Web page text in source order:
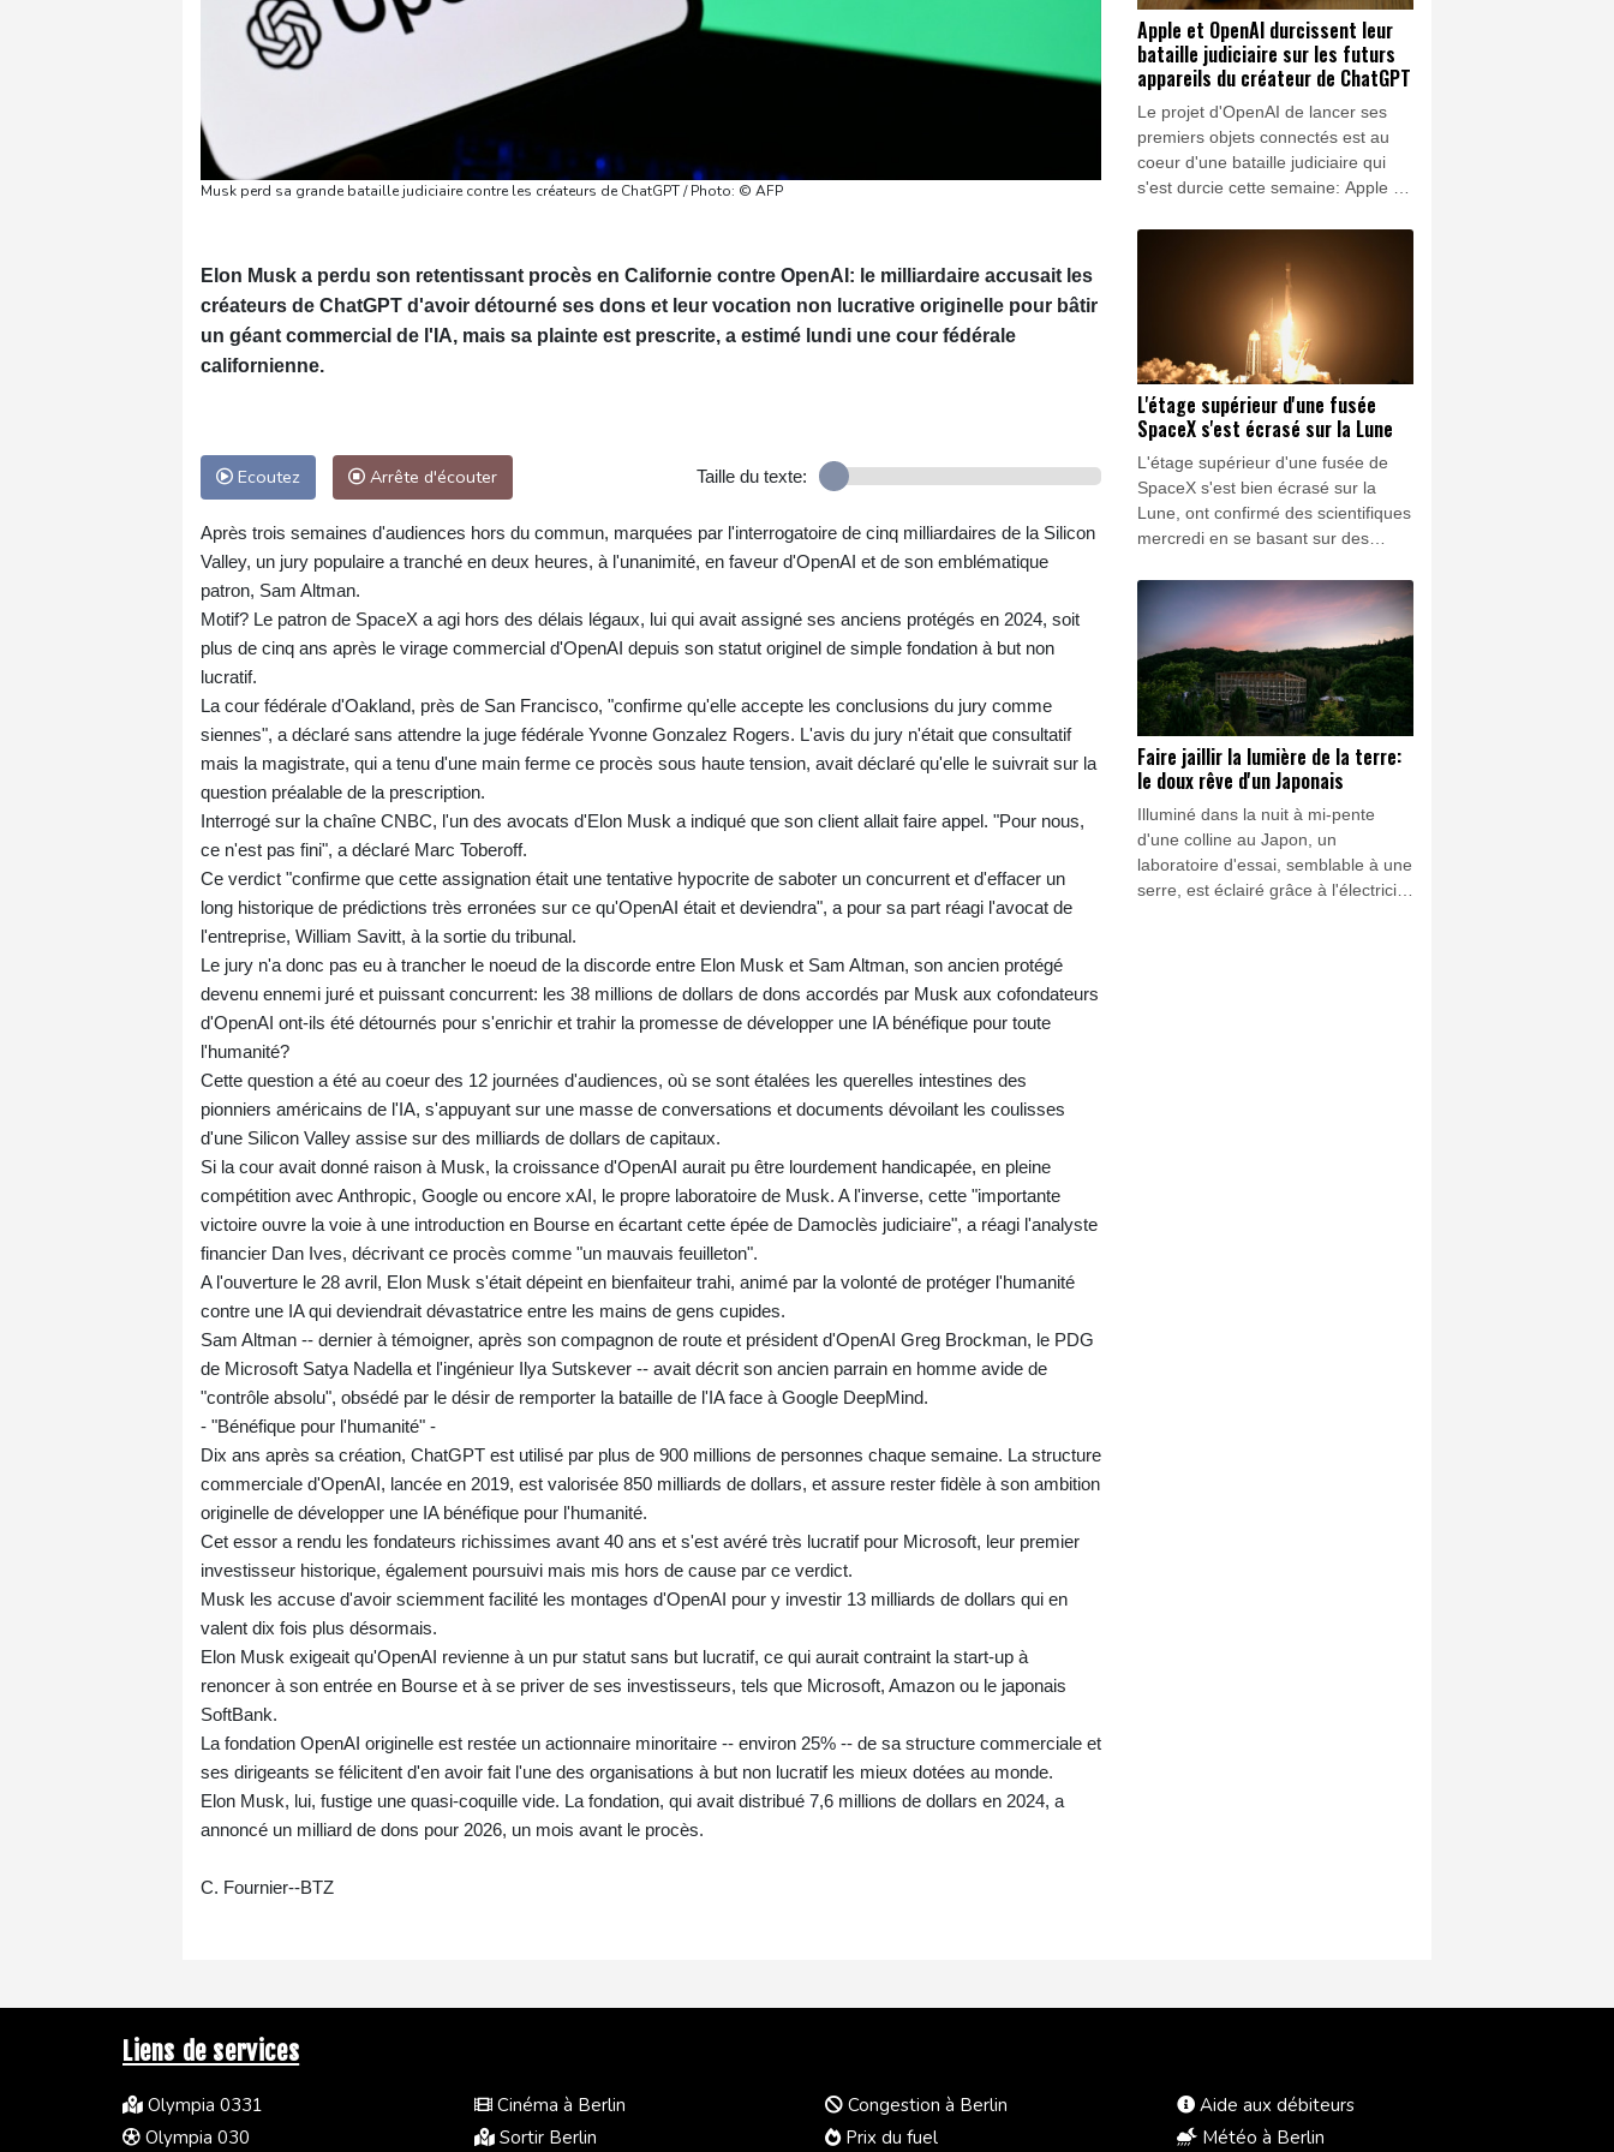
Musk perd sa grande bataille judiciaire contre les créateurs de ChatGPT / Photo: © AFP
Elon Musk a perdu son retentissant procès en Californie contre OpenAI: le milliardaire accusait les
créateurs de ChatGPT d'avoir détourné ses dons et leur vocation non lucrative originelle pour bâtir
un géant commercial de l'IA, mais sa plainte est prescrite, a estimé lundi une cour fédérale
californienne.
Ecoutez Arrête d'écouter Taille du texte:
Après trois semaines d'audiences hors du commun, marquées par l'interrogatoire de cinq milliardaires de la Silicon
Valley, un jury populaire a tranché en deux heures, à l'unanimité, en faveur d'OpenAI et de son emblématique
patron, Sam Altman.
Motif? Le patron de SpaceX a agi hors des délais légaux, lui qui avait assigné ses anciens protégés en 2024, soit
plus de cinq ans après le virage commercial d'OpenAI depuis son statut originel de simple fondation à but non
lucratif.
La cour fédérale d'Oakland, près de San Francisco, "confirme qu'elle accepte les conclusions du jury comme
siennes", a déclaré sans attendre la juge fédérale Yvonne Gonzalez Rogers. L'avis du jury n'était que consultatif
mais la magistrate, qui a tenu d'une main ferme ce procès sous haute tension, avait déclaré qu'elle le suivrait sur la
question préalable de la prescription.
Interrogé sur la chaîne CNBC, l'un des avocats d'Elon Musk a indiqué que son client allait faire appel. "Pour nous,
ce n'est pas fini", a déclaré Marc Toberoff.
Ce verdict "confirme que cette assignation était une tentative hypocrite de saboter un concurrent et d'effacer un
long historique de prédictions très erronées sur ce qu'OpenAI était et deviendra", a pour sa part réagi l'avocat de
l'entreprise, William Savitt, à la sortie du tribunal.
Le jury n'a donc pas eu à trancher le noeud de la discorde entre Elon Musk et Sam Altman, son ancien protégé
devenu ennemi juré et puissant concurrent: les 38 millions de dollars de dons accordés par Musk aux cofondateurs
d'OpenAI ont-ils été détournés pour s'enrichir et trahir la promesse de développer une IA bénéfique pour toute
l'humanité?
Cette question a été au coeur des 12 journées d'audiences, où se sont étalées les querelles intestines des
pionniers américains de l'IA, s'appuyant sur une masse de conversations et documents dévoilant les coulisses
d'une Silicon Valley assise sur des milliards de dollars de capitaux.
Si la cour avait donné raison à Musk, la croissance d'OpenAI aurait pu être lourdement handicapée, en pleine
compétition avec Anthropic, Google ou encore xAI, le propre laboratoire de Musk. A l'inverse, cette "importante
victoire ouvre la voie à une introduction en Bourse en écartant cette épée de Damoclès judiciaire", a réagi l'analyste
financier Dan Ives, décrivant ce procès comme "un mauvais feuilleton".
A l'ouverture le 28 avril, Elon Musk s'était dépeint en bienfaiteur trahi, animé par la volonté de protéger l'humanité
contre une IA qui deviendrait dévastatrice entre les mains de gens cupides.
Sam Altman -- dernier à témoigner, après son compagnon de route et président d'OpenAI Greg Brockman, le PDG
de Microsoft Satya Nadella et l'ingénieur Ilya Sutskever -- avait décrit son ancien parrain en homme avide de
"contrôle absolu", obsédé par le désir de remporter la bataille de l'IA face à Google DeepMind.
- "Bénéfique pour l'humanité" -
Dix ans après sa création, ChatGPT est utilisé par plus de 900 millions de personnes chaque semaine. La structure
commerciale d'OpenAI, lancée en 2019, est valorisée 850 milliards de dollars, et assure rester fidèle à son ambition
originelle de développer une IA bénéfique pour l'humanité.
Cet essor a rendu les fondateurs richissimes avant 40 ans et s'est avéré très lucratif pour Microsoft, leur premier
investisseur historique, également poursuivi mais mis hors de cause par ce verdict.
Musk les accuse d'avoir sciemment facilité les montages d'OpenAI pour y investir 13 milliards de dollars qui en
valent dix fois plus désormais.
Elon Musk exigeait qu'OpenAI revienne à un pur statut sans but lucratif, ce qui aurait contraint la start-up à
renoncer à son entrée en Bourse et à se priver de ses investisseurs, tels que Microsoft, Amazon ou le japonais
SoftBank.
La fondation OpenAI originelle est restée un actionnaire minoritaire -- environ 25% -- de sa structure commerciale et
ses dirigeants se félicitent d'en avoir fait l'une des organisations à but non lucratif les mieux dotées au monde.
Elon Musk, lui, fustige une quasi-coquille vide. La fondation, qui avait distribué 7,6 millions de dollars en 2024, a
annoncé un milliard de dons pour 2026, un mois avant le procès.
C. Fournier--BTZ
Apple et OpenAI durcissent leur
bataille judiciaire sur les futurs
appareils du créateur de ChatGPT
Le projet d'OpenAI de lancer ses
premiers objets connectés est au
coeur d'une bataille judiciaire qui
s'est durcie cette semaine: Apple a
secrets industriels et la fouille des
ordinateurs du créateur de
ChatGPT, qui a rétorqué en
demandant l'abandon de poursuites
"sans fondement".
L'étage supérieur d'une fusée
SpaceX s'est écrasé sur la Lune
L'étage supérieur d'une fusée de
SpaceX s'est bien écrasé sur la
Lune, ont confirmé des scientifiques
mercredi en se basant sur des
télescope au Chili qui a capté des
preuves d'un nuage de débris.
Faire jaillir la lumière de la terre:
le doux rêve d'un Japonais
Illuminé dans la nuit à mi-pente
d'une colline au Japon, un
laboratoire d'essai, semblable à une
serre, est éclairé grâce à l'électricité
Liens de services
Olympia 0331
Olympia 030
Cinéma à Berlin
Sortir Berlin
Congestion à Berlin
Prix du fuel
Aide aux débiteurs
Météo à Berlin